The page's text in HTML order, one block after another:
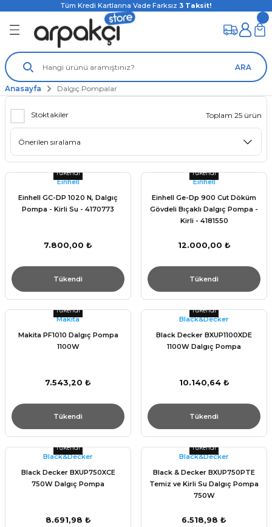
Tüm Kredi Kartlarına Vade Farksız 3 Taksit!
ARA
Anasayfa Dalgıç Pompalar
Stoktakiler Toplam 25 ürün
Tükendi
Einhell
Einhell GC-DP 1020 N, Dalgıç
Pompa - Kirli Su - 4170773
7.800,00 ₺
Tükendi
Tükendi
Einhell
Einhell Ge-Dp 900 Cut Döküm
Gövdeli Bıçaklı Dalgıç Pompa -
Kirli - 4181550
12.000,00 ₺
Tükendi
Tükendi
Makita
Makita PF1010 Dalgıç Pompa
1100W
7.543,20 ₺
Tükendi
Tükendi
Black&Decker
Black Decker BXUP1100XDE
1100W Dalgıç Pompa
10.140,64 ₺
Tükendi
Tükendi
Black&Decker
Black Decker BXUP750XCE
750W Dalgıç Pompa
8.691,98 ₺
Tükendi
Black&Decker
Black & Decker BXUP750PTE
Temiz ve Kirli Su Dalgıç Pompa
750W
6.518,98 ₺